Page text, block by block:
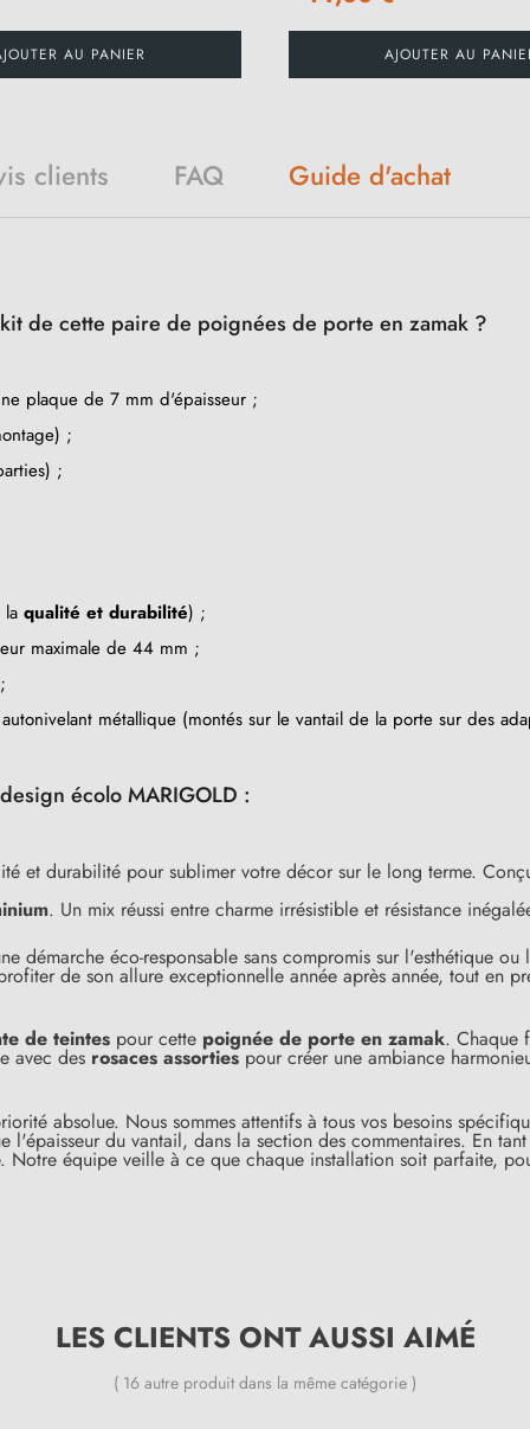
(12 avis)
AU PANIER AJOUTER AU
clients FAQ Guide d'achat
de cette paire de poignées de porte en zamak ?
plaque de 7 mm d'épaisseur ;
;
;
qualité et durabilité) ;
maximale de 44 mm ;
métallique (montés sur le vantail de la porte sur des
écolo MARIGOLD :
et durabilité pour sublimer votre décor sur le long terme.
. Un mix réussi entre charme irrésistible et résistance
démarche éco-responsable sans compromis sur l'esthétique
de son allure exceptionnelle année après année, tout en
de teintes pour cette poignée de porte en zamak. Chaque
avec des rosaces assorties pour créer une ambiance
absolue. Nous sommes attentifs à tous vos besoins
l'épaisseur du vantail, dans la section des commentaires. En
équipe veille à ce que chaque installation soit parfaite,
LES CLIENTS ONT AUSSI AIMÉ
( 16 autre produit dans la même catégorie )